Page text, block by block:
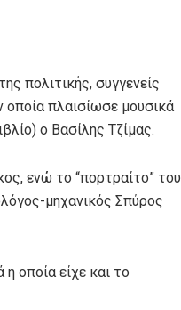
πολιτικής, συγγενείς
οποία πλαισίωσε μουσικά
ο Βασίλης Τζίμας.
ενώ το “πορτραίτο” του
μηχανικός Σπύρος
οποία είχε και το